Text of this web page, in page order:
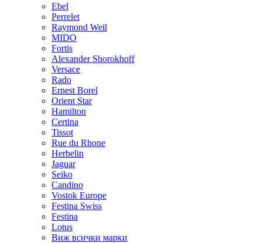
Ebel
Perrelet
Raymond Weil
MIDO
Fortis
Alexander Shorokhoff
Versace
Rado
Ernest Borel
Orient Star
Hamilton
Certina
Tissot
Rue du Rhone
Herbelin
Jaguar
Seiko
Candino
Vostok Europe
Festina Swiss
Festina
Lotus
Виж всички марки